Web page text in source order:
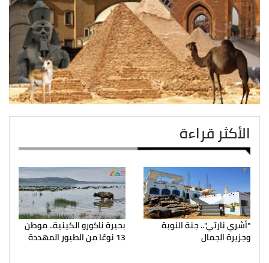
الأكثر قراءة
"أشري نارتي".. جنة النوبة
وجزيرة الجمال
بحيرة ناكورو الكينية.. موطن
13 نوعًا من الطيور المهددة